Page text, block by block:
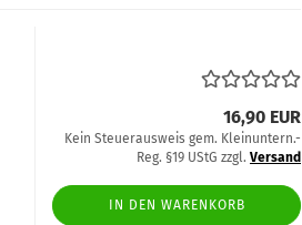
16,90 EUR
Kein Steuerausweis gem. Kleinuntern.-
Reg. §19 UStG zzgl. Versand
IN DEN WARENKORB